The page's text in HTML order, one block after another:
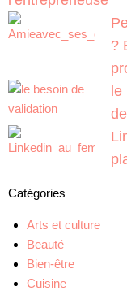
?
Catégories
Arts et culture
Beauté
Bien-être
Cuisine